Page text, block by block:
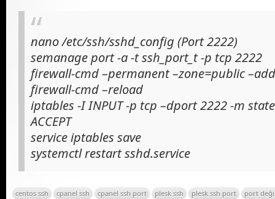
nano /etc/ssh/sshd_config (Port 2222)
semanage port -a -t ssh_port_t -p tcp 2222
firewall-cmd –permanent –zone=public
firewall-cmd –reload
iptables -I INPUT -p tcp –dport 2222 -m
ACCEPT
service iptables save
systemctl restart sshd.service
centos ssh cpanel ssh cpanel ssh port plesk ssh plesk ssh port
port